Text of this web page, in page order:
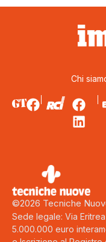
Chi
©2026 Tecniche
Sede legale: Via
5.000.000 euro